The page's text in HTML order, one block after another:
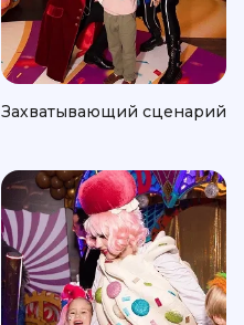
Захватывающий сценарий